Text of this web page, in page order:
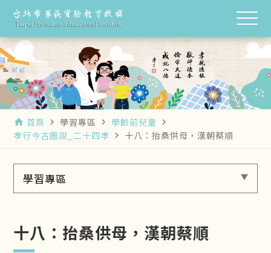
home 首頁 navigate_next 學習專區 navigate_next 學齡前兒童 navigate_next
孝行今古圖說_二十四孝 navigate_next 十八：抬桑供母，漢朝蔡順
學習專區
十八：抬桑供母，漢朝蔡順